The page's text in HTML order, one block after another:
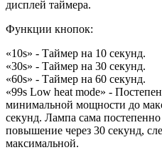
дисплей таймера.
Функции кнопок:
«10s» - Таймер на 10 секунд.
«30s» - Таймер на 30 секунд.
«60s» - Таймер на 60 секунд.
«99s Low heat mode» -
минимальной мощности до
секунд. Лампа сама
повышение через 30 секунд,
максимальной.